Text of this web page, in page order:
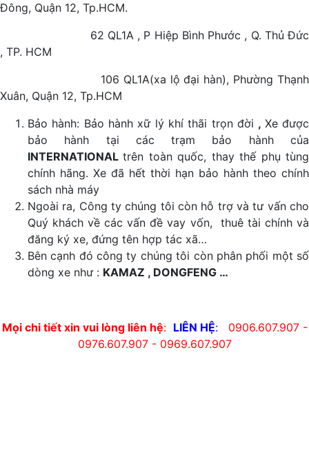
Đông, Quận 12, Tp.HCM.
62 QL1A , P Hiệp Bình Phước , Q. Thủ Đức
, TP. HCM
106 QL1A(xa lộ đại hàn), Phường Thạnh
Xuân, Quận 12, Tp.HCM
Bảo hành: Bảo hành xữ lý khí thãi trọn đời , Xe được
bảo hành tại các trạm bảo hành của
INTERNATIONALtrên toàn quốc, thay thế phụ tùng
chính hãng. Xe đã hết thời hạn bảo hành theo chính
sách nhà máy
Ngoài ra, Công ty chúng tôi còn hỗ trợ và tư vấn cho
Quý khách về các vấn đề vay vốn, thuê tài chính và
đăng ký xe, đứng tên hợp tác xã…
Bên cạnh đó công ty chúng tôi còn phân phối một số
dòng xe như : KAMAZ , DONGFENG …
Mọi chi tiết xin vui lòng liên hệ: LIÊN HỆ:0906.607.907 -
0976.607.907 - 0969.607.907